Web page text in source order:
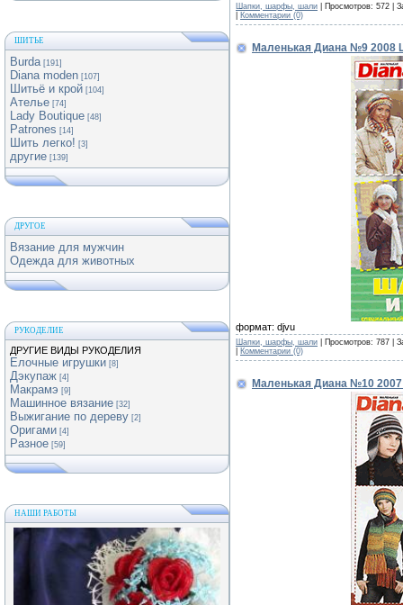
ШИТЬЕ
Burda [191]
Diana moden [107]
Шитьё и крой [104]
Ателье [74]
Lady Boutique [48]
Patrones [14]
Шить легко! [3]
другие [139]
ДРУГОЕ
Вязание для мужчин
Одежда для животных
РУКОДЕЛИЕ
ДРУГИЕ ВИДЫ РУКОДЕЛИЯ
Елочные игрушки [8]
Дэкупаж [4]
Макрамэ [9]
Машинное вязание [32]
Выжигание по дереву [2]
Оригами [4]
Разное [59]
НАШИ РАБОТЫ
Шапки, шарфы, шали | Просмотров: 572 |
Комментарии (0)
Маленькая Диана №9
формат: djvu
Шапки, шарфы, шали | Просмотров: 787 |
Комментарии (0)
Маленькая Диана №10